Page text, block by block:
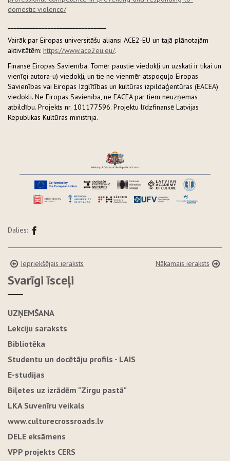
domestic-violence/
Vairāk par Eiropas universitāšu aliansi ACE2-EU un tajā plānotajām
aktivitātēm: https://www.ace2eu.eu/.
Finansē Eiropas Savienība. Tomēr paustie viedokļi un uzskati ir tikai un
vienīgi autora-u) viedokļi, un tie ne vienmēr atspoguļo Eiropas
Savienības vai Eiropas Izglītības un kultūras izpildaģentūras (EACEA)
viedokli. Ne Eiropas Savienība, ne EACEA par tiem neuzņemas
atbildību. Projekts nr. 101177596. Projektu līdzfinansē Latvijas
Republikas Kultūras ministrija.
Dalies:
Iepriekšējais ieraksts Nākamais ieraksts
Svarīgi īsceļi
UZŅEMŠANA
Lekciju saraksts
Bibliotēka
Studentu un docētāju profils - LAIS
E-studijas
Biļetes uz izrādēm "Zirgu pastā"
LKA Suvenīru veikals
www.culturecrossroads.lv
DELE eksāmens
VPP projekts CERS